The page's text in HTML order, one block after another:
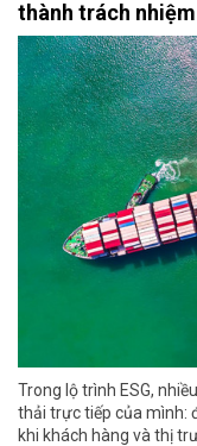
thành trách
Trong lộ trình ESG,
thải trực tiếp của mình:
khi khách hàng và thị